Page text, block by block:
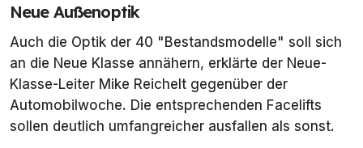
Neue Außenoptik
Auch die Optik der 40 "Bestandsmodelle" soll sich
an die Neue Klasse annähern, erklärte der Neue-
Klasse-Leiter Mike Reichelt gegenüber der
Automobilwoche. Die entsprechenden Facelifts
sollen deutlich umfangreicher ausfallen als sonst.